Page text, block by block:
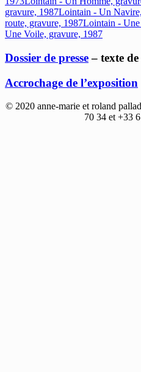
gravure, 1987Lointain - Un
route, gravure, 1987Lointain -
Une Voile, gravure, 1987
Dossier de presse– texte
Accrochage de l’exposition
© 2020 anne-marie et roland
70 34 et +33